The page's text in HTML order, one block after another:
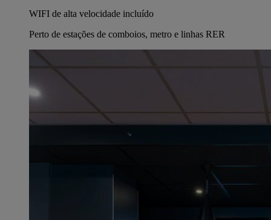
WIFI de alta velocidade incluído
Perto de estações de comboios, metro e linhas RER